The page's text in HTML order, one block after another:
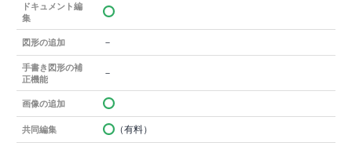
ドキュメント編
集
図形の追加 －
手書き図形の補
正機能
－
画像の追加
共同編集 （有料）